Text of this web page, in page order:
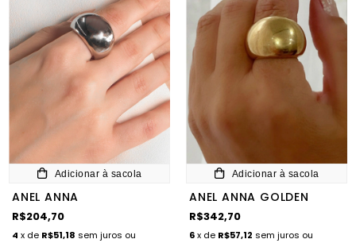
Adicionar à sacola
ANEL ANNA
R$204,70
4 x de R$51,18 sem juros ou
Adicionar à sacola
ANEL ANNA GOLDEN
R$342,70
6x de R$57,12 sem juros ou